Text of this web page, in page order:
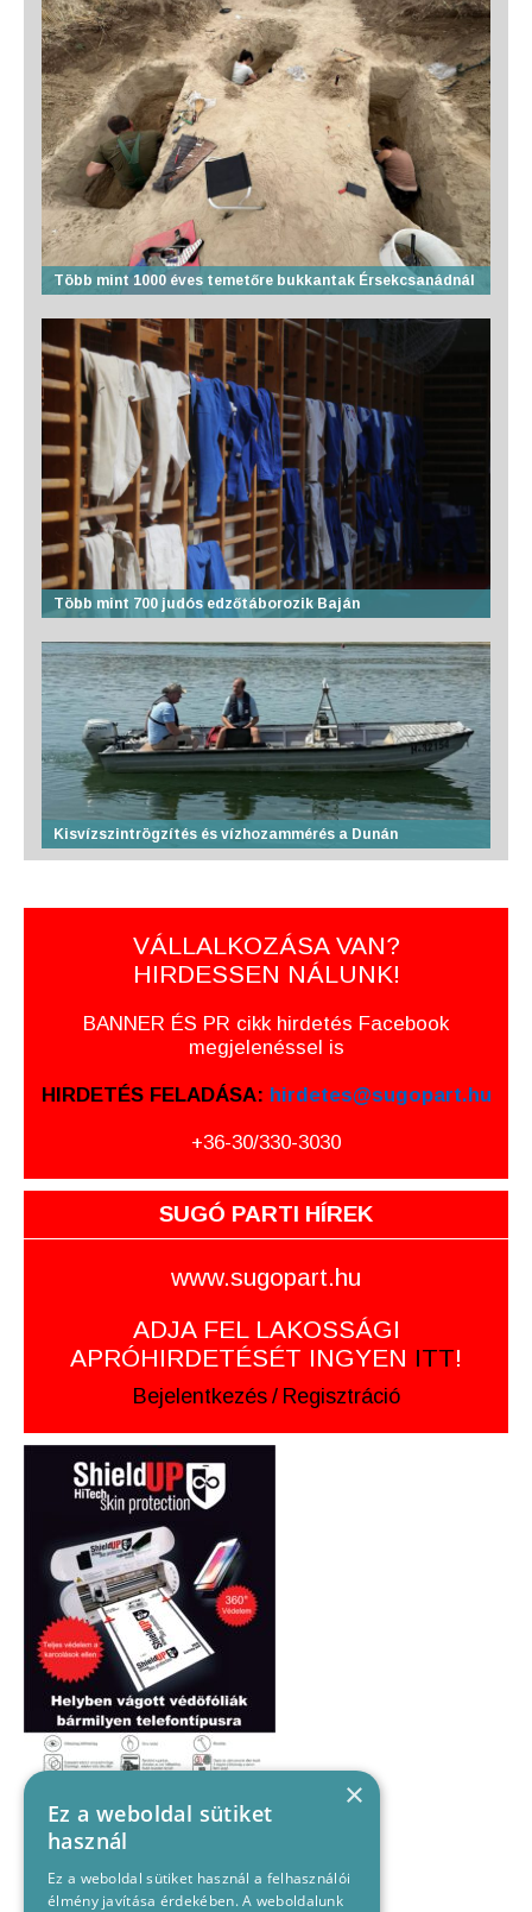
Több mint 1000 éves temetőre bukkantak Érsekcsanádnál
Több mint 700 judós edzőtáborozik Baján
Kisvízszintrögzítés és vízhozammérés a Dunán
VÁLLALKOZÁSA VAN?
HIRDESSEN NÁLUNK!
BANNER ÉS PR cikk hirdetés Facebook
megjelenéssel is
HIRDETÉS FELADÁSA: hirdetes@sugopart.hu
+36-30/330-3030
SUGÓ PARTI HÍREK
www.sugopart.hu
ADJA FEL LAKOSSÁGI
APRÓHIRDETÉSÉT INGYEN ITT!
Bejelentkezés / Regisztráció
×
Ez a weboldal sütiket
használ
Ez a weboldal sütiket használ a felhasználói
élmény javítása érdekében. A weboldalunk